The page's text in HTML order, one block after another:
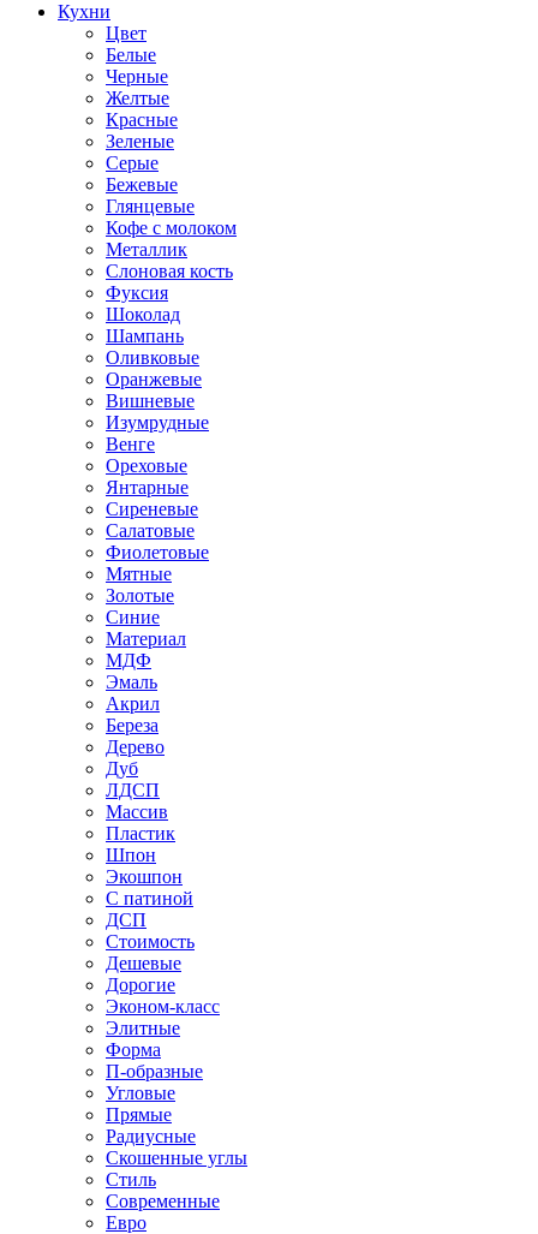
Кухни
Цвет
Белые
Черные
Желтые
Красные
Зеленые
Серые
Бежевые
Глянцевые
Кофе с молоком
Металлик
Слоновая кость
Фуксия
Шоколад
Шампань
Оливковые
Оранжевые
Вишневые
Изумрудные
Венге
Ореховые
Янтарные
Сиреневые
Салатовые
Фиолетовые
Мятные
Золотые
Синие
Материал
МДФ
Эмаль
Акрил
Береза
Дерево
Дуб
ЛДСП
Массив
Пластик
Шпон
Экошпон
С патиной
ДСП
Стоимость
Дешевые
Дорогие
Эконом-класс
Элитные
Форма
П-образные
Угловые
Прямые
Радиусные
Скошенные углы
Стиль
Современные
Евро